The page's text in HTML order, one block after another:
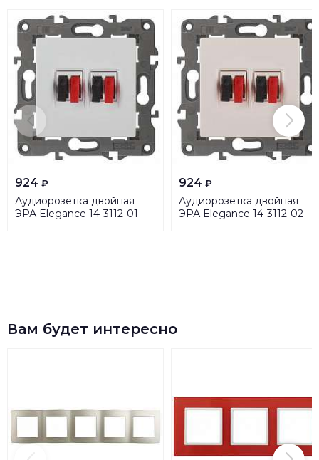
924 ₽
Аудиорозетка двойная
ЭРА Elegance 14-3112-01
924 ₽
Аудиорозетка двойная
ЭРА Elegance 14-3112-02
Вам будет интересно